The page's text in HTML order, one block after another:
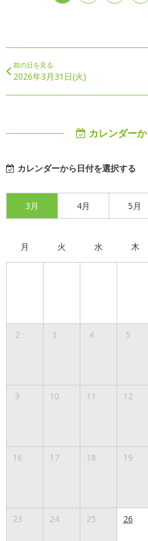
前の日を見る
2026年3月31日(火)
カレンダー
カレンダーから日付を選択する
3月 4月 5月
月 火 水 木
2 3 4 5
9 10 11 12
16 17 18 19
23 24 25 26